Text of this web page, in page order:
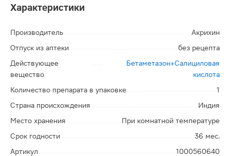
Характеристики
Производитель
Акрихин
Отпуск из аптеки
без рецепта
Действующее
вещество
Бетаметазон+Салициловая
кислота
Количество препарата в упаковке
1
Страна происхождения
Индия
Место хранения
При комнатной температуре
Срок годности
36 мес.
Артикул
1000560640